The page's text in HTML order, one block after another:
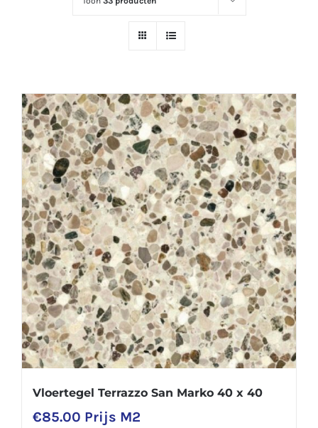
Vloertegel Terrazzo San Marko 40 x 40
€85.00 Prijs M2